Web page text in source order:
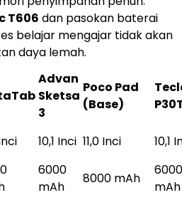
T606 dan pasokan baterai
belajar mengajar tidak akan
daya lemah.
Advan
Sketsa
3
Poco Pad
(Base)
10,1 Inci 11,0 Inci
10,1
6000
mAh
8000 mAh
6000
mAh